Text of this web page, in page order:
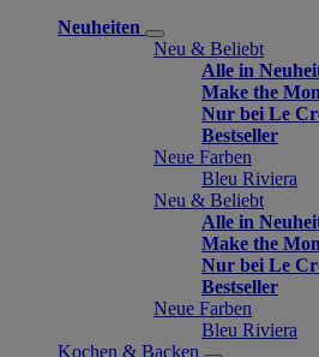
Neuheiten
Neu & Beliebt
Alle in
Make the
Nur bei Le
Bestseller
Neue Farben
Bleu Riviera
Neu & Beliebt
Alle in
Make the
Nur bei Le
Bestseller
Neue Farben
Bleu Riviera
Kochen & Backen